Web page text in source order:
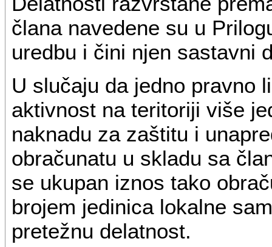
člana navedene su u
uredbu i čini njen sastavni
U slučaju da jedno pravno
aktivnost na teritoriji više
naknadu za zaštitu i
obračunatu u skladu sa
se ukupan iznos tako
brojem jedinica lokalne
pretežnu delatnost.